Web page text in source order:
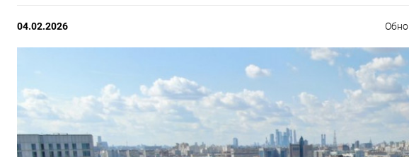
04.02.2026